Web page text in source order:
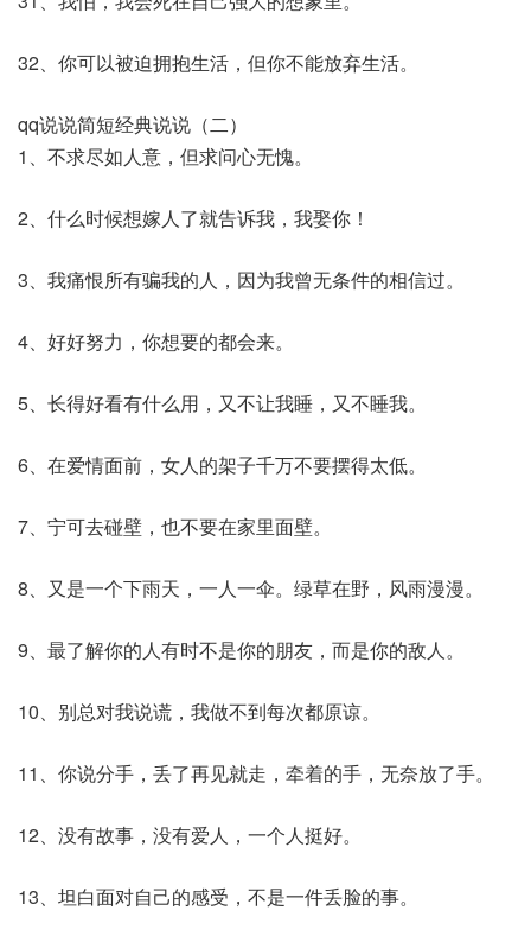
32、你可以被迫拥抱生活，但你不能放弃生活。
qq说说简短经典说说（二）
1、不求尽如人意，但求问心无愧。
2、什么时候想嫁人了就告诉我，我娶你！
3、我痛恨所有骗我的人，因为我曾无条件的相信过。
4、好好努力，你想要的都会来。
5、长得好看有什么用，又不让我睡，又不睡我。
6、在爱情面前，女人的架子千万不要摆得太低。
7、宁可去碰壁，也不要在家里面壁。
8、又是一个下雨天，一人一伞。绿草在野，风雨漫漫。
9、最了解你的人有时不是你的朋友，而是你的敌人。
10、别总对我说谎，我做不到每次都原谅。
11、你说分手，丢了再见就走，牵着的手，无奈放了手。
12、没有故事，没有爱人，一个人挺好。
13、坦白面对自己的感受，不是一件丢脸的事。